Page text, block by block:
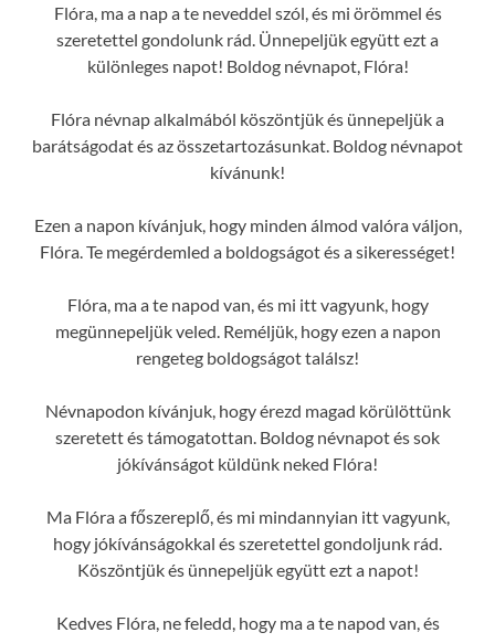
Flóra, ma a nap a te neveddel szól, és mi örömmel és
szeretettel gondolunk rád. Ünnepeljük együtt ezt a
különleges napot! Boldog névnapot, Flóra!
Flóra névnap alkalmából köszöntjük és ünnepeljük a
barátságodat és az összetartozásunkat. Boldog névnapot
kívánunk!
Ezen a napon kívánjuk, hogy minden álmod valóra váljon,
Flóra. Te megérdemled a boldogságot és a sikerességet!
Flóra, ma a te napod van, és mi itt vagyunk, hogy
megünnepeljük veled. Reméljük, hogy ezen a napon
rengeteg boldogságot találsz!
Névnapodon kívánjuk, hogy érezd magad körülöttünk
szeretett és támogatottan. Boldog névnapot és sok
jókívánságot küldünk neked Flóra!
Ma Flóra a főszereplő, és mi mindannyian itt vagyunk,
hogy jókívánságokkal és szeretettel gondoljunk rád.
Köszöntjük és ünnepeljük együtt ezt a napot!
Kedves Flóra, ne feledd, hogy ma a te napod van, és